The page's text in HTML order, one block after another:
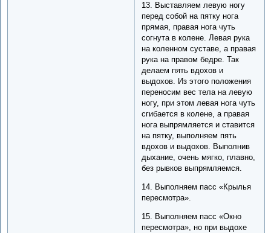
13. Выставляем левую ногу
перед собой на пятку нога
прямая, правая нога чуть
согнута в колене. Левая рука
на коленном суставе, а правая
рука на правом бедре. Так
делаем пять вдохов и
выдохов. Из этого положения
переносим вес тела на левую
ногу, при этом левая нога чуть
сгибается в колене, а правая
нога выпрямляется и ставится
на пятку, выполняем пять
вдохов и выдохов. Выполнив
дыхание, очень мягко, плавно,
без рывков выпрямляемся.
14. Выполняем пасс «Крылья
пересмотра».
15. Выполняем пасс «Окно
пересмотра», но при выдохе